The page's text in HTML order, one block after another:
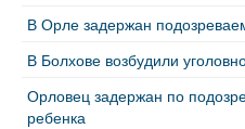
В Орле задержан
В Болхове возбудили
Орловец задержан по
ребенка